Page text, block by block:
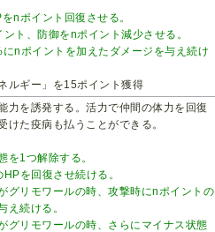
nポイント回復させる。
ト、防御をnポイント減少させる。
nポイントを加えたダメージを与え続け
ルギー」を15ポイント獲得
力を誘発する。活力で仲間の体力を回復
けた疫病も払うことができる。
を1つ解除する。
を回復させ続ける。
グリモワールの時、攻撃時にnポイントの
え続ける。
グリモワールの時、さらにマイナス状態